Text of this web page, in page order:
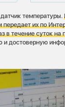
температуры.
их по
в течение суток на
и достоверную